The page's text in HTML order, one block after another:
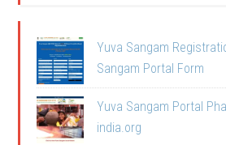
Yuva Sangam
Sangam Portal Form
Yuva Sangam Portal
india.org